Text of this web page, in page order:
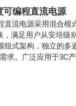
编程直流电源
直流电源采用混合
满足用户从安培级
组式架构，独立的
求。广泛应用于3C